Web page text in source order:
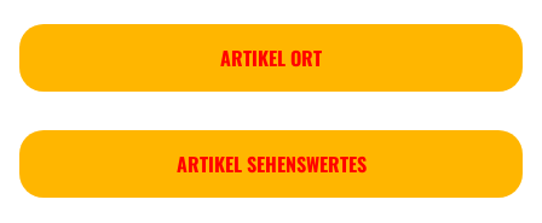
ARTIKEL ORT
ARTIKEL SEHENSWERTES